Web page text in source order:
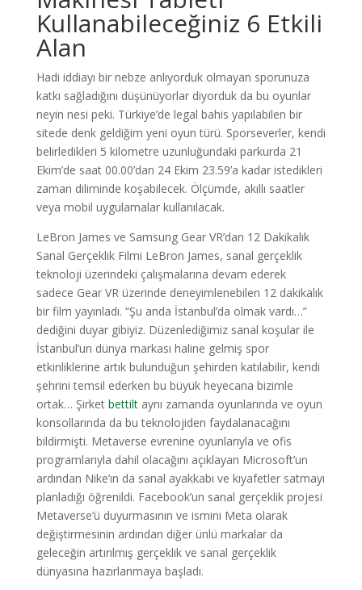
Kullanabileceğiniz 6 Etkili
Alan
Hadi iddiayı bir nebze anlıyorduk olmayan sporunuza
katkı sağladığını düşünüyorlar diyorduk da bu oyunlar
neyin nesi peki. Türkiye’de legal bahis yapılabilen bir
sitede denk geldiğim yeni oyun türü. Sporseverler, kendi
belirledikleri 5 kilometre uzunluğundaki parkurda 21
Ekim’de saat 00.00’dan 24 Ekim 23.59’a kadar istedikleri
zaman diliminde koşabilecek. Ölçümde, akıllı saatler
veya mobil uygulamalar kullanılacak.
LeBron James ve Samsung Gear VR’dan 12 Dakikalık
Sanal Gerçeklik Filmi LeBron James, sanal gerçeklik
teknoloji üzerindeki çalışmalarına devam ederek
sadece Gear VR üzerinde deneyimlenebilen 12 dakikalık
bir film yayınladı. “Şu anda İstanbul’da olmak vardı…”
dediğini duyar gibiyiz. Düzenlediğimiz sanal koşular ile
İstanbul’un dünya markası haline gelmiş spor
etkinliklerine artık bulunduğun şehirden katılabilir, kendi
şehrini temsil ederken bu büyük heyecana bizimle
ortak… Şirket bettiltaynı zamanda oyunlarında ve oyun
konsollarında da bu teknolojiden faydalanacağını
bildirmişti. Metaverse evrenine oyunlarıyla ve ofis
programlarıyla dahil olacağını açıklayan Microsoft’un
ardından Nike’ın da sanal ayakkabı ve kıyafetler satmayı
planladığı öğrenildi. Facebook’un sanal gerçeklik projesi
Metaverse’ü duyurmasının ve ismini Meta olarak
değiştirmesinin ardından diğer ünlü markalar da
geleceğin artırılmış gerçeklik ve sanal gerçeklik
dünyasına hazırlanmaya başladı.